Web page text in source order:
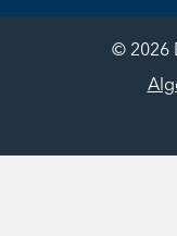
© 2026